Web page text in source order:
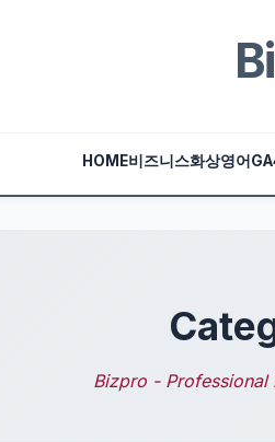
HOME비즈니스화상영어
Bizpro - Professional